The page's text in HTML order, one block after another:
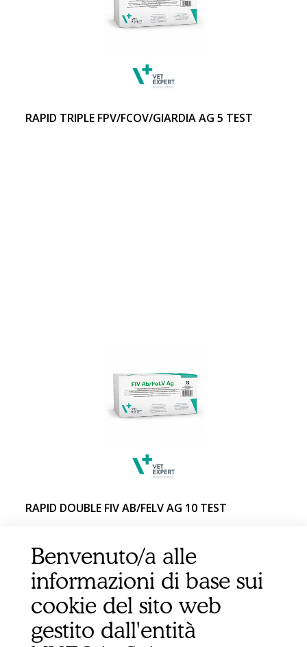
RAPID TRIPLE FPV/FCOV/GIARDIA AG 5 TEST
RAPID DOUBLE FIV AB/FELV AG 10 TEST
Benvenuto/a alle
informazioni di base sui
cookie del sito web
gestito dall'entità